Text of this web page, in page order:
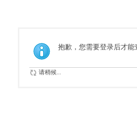
索
抱歉，您需要登录后才能
请稍候...